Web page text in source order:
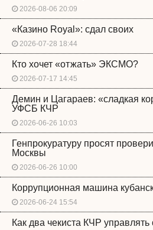
2026-08-06 20:09
«Казино Royal»: сдал своих
2026-07-28 18:44
Кто хочет «отжать» ЭКСМО?
2026-07-17 14:45
Демин и Цагараев: «сладкая
УФСБ КЧР
2026-06-26 10:03
Генпрокуратуру просят
Москвы
2026-06-26 10:00
Коррупционная машина
2026-06-24 15:54
Как два чекиста КЧР управлять